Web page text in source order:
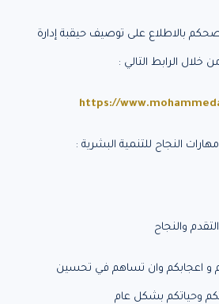
بالاطلاع على توصيف حيقبة إدارة
https://
النجاح للتنمية البشرية :
والنجاح
و اعجابكم وان تساهم في تحسين
وحياتكم بشكل عام